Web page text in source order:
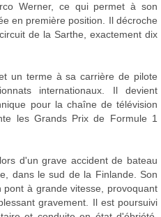
Werner, ce qui permet à son
en première position. Il décroche
de la Sarthe, exactement dix
un terme à sa carrière de pilote
internationaux. Il devient
pour la chaîne de télévision
les Grands Prix de Formule 1
d'un grave accident de bateau
dans le sud de la Finlande. Son
à grande vitesse, provoquant
gravement. Il est poursuivi